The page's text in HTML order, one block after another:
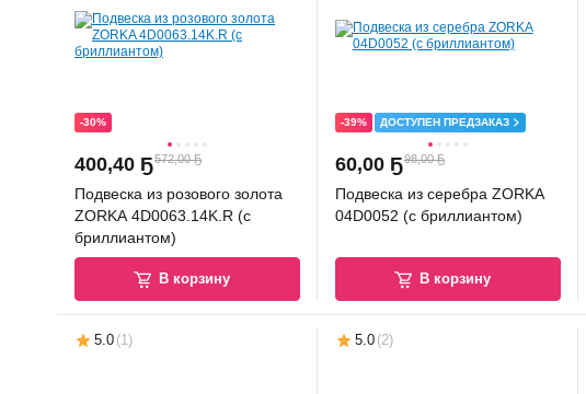
-30%
400,40 Ҕ572,00 Ҕ
Подвеска из розового золота
ZORKA 4D0063.14K.R (с
бриллиантом)
В корзину
-39% ДОСТУПЕН ПРЕДЗАКАЗ
60,00 Ҕ98,00 Ҕ
Подвеска из серебра ZORKA
04D0052 (с бриллиантом)
В корзину
5.0 (1) 5.0 (2)